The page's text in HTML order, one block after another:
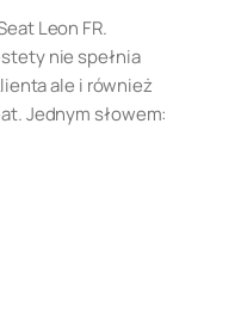
Leon FR.
nie spełnia
ale i również
Jednym słowem: